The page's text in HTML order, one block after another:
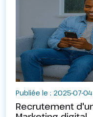
Publiée le : 2025-07-04
Recrutement